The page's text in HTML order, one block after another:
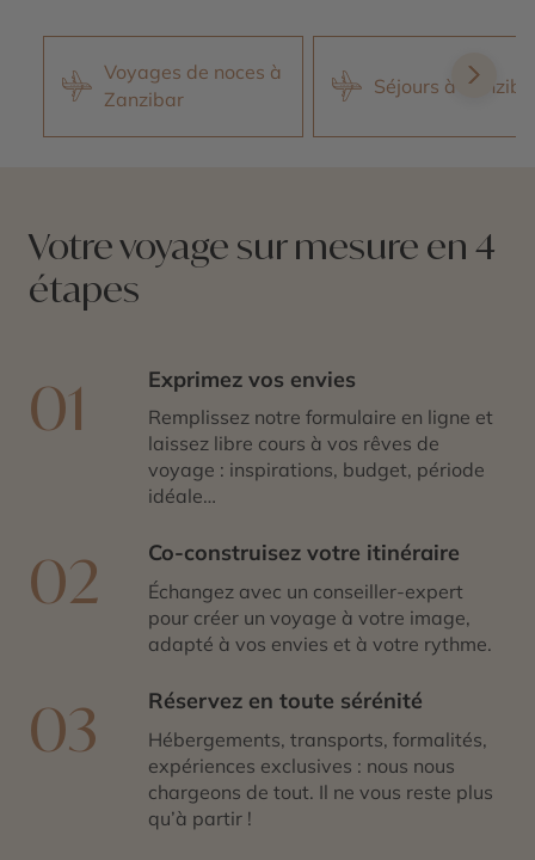
Voyages de noces à
Zanzibar
Séjours à
Votre voyage sur mesure en 4
étapes
01 Exprimez vos envies
Remplissez notre formulaire en ligne et
laissez libre cours à vos rêves de
voyage : inspirations, budget, période
idéale…
02 Co-construisez votre itinéraire
Échangez avec un conseiller-expert
pour créer un voyage à votre image,
adapté à vos envies et à votre rythme.
03 Réservez en toute sérénité
Hébergements, transports, formalités,
expériences exclusives : nous nous
chargeons de tout. Il ne vous reste plus
qu’à partir !